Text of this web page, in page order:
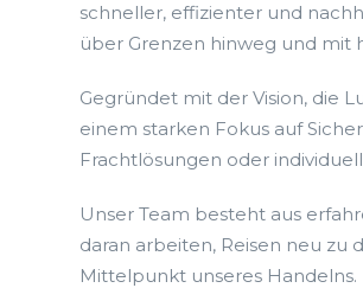
schneller, effizienter und
über Grenzen hinweg und mit
Gegründet mit der Vision, die
einem starken Fokus auf
Frachtlösungen oder
Unser Team besteht aus
daran arbeiten, Reisen neu zu
Mittelpunkt unseres Handelns.